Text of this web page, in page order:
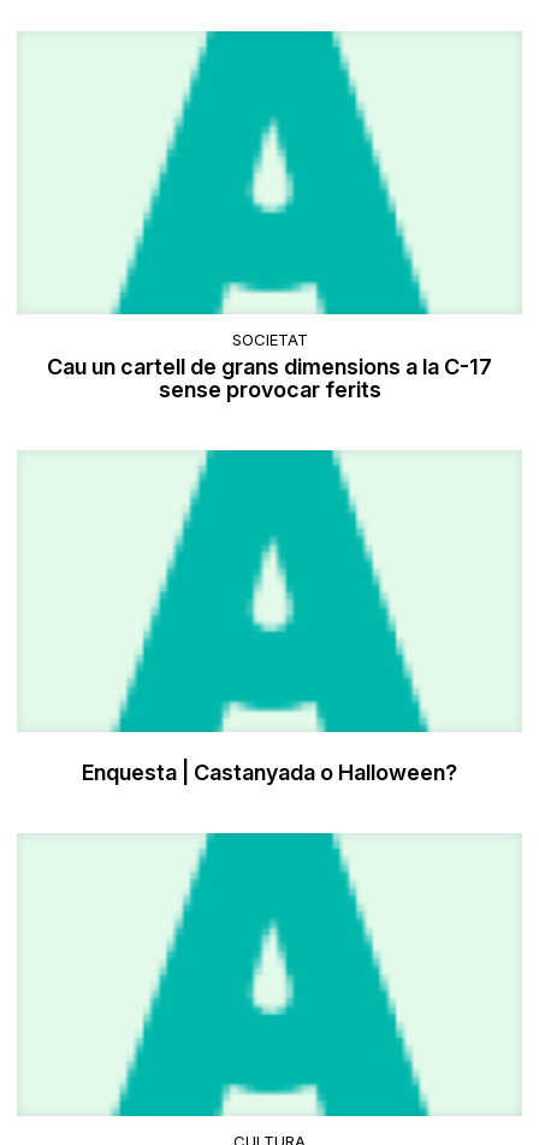
SOCIETAT
Cau un cartell de grans dimensions a la C-17
sense provocar ferits
Enquesta | Castanyada o Halloween?